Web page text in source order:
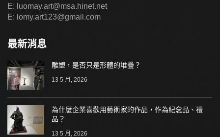
E: luomay.art@msa.hinet.net
E: lomy.art123@gmail.com
最新消息
雕塑，是否只是形體的堆疊？
13 5 月, 2026
為什麼企業喜歡用藝術家的作品，作為紀念品、禮
品？
13 5 月, 2026